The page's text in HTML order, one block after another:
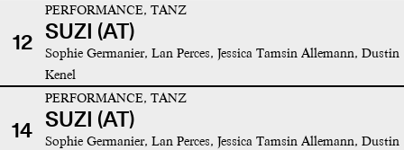
12
PERFORMANCE, TANZ
SUZI (AT)
Sophie Germanier, Lan Perces, Jessica Tamsin Allemann, Dustin
Kenel
14
PERFORMANCE, TANZ
SUZI (AT)
Sophie Germanier, Lan Perces, Jessica Tamsin Allemann, Dustin